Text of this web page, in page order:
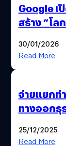
Google เ
สร้าง “โล
30/01/2026
Read More
จ่ายแยกทำ
ทางออกธุ
25/12/2025
Read More